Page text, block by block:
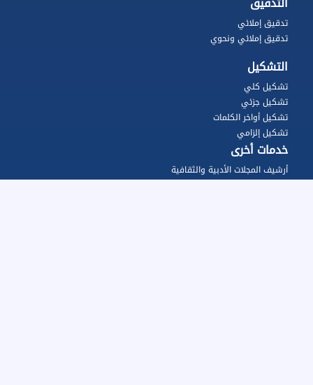
تدقيق إملائي
تدقيق إملائي ونحوي
التشكيل
تشكيل كلي
تشكيل جزئي
تشكيل أواخر الكلمات
تشكيل إلزامي
خدمات أخرى
أرشيف المجلات الأدبية والثقافية